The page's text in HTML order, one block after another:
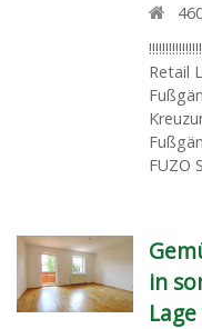
Retail
FUZO
in